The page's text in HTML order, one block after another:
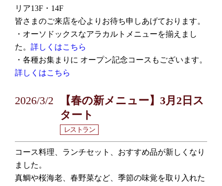
リア13F・14F
皆さまのご来店を心よりお待ち申しあげております。
・オーソドックスなアラカルトメニューを揃えまし
た。 詳しくはこちら
・各種お集まりに オープン記念コースもございます。
詳しくはこちら
2026/3/2
【春の新メニュー】3月2日ス
タート
レストラン
コース料理、ランチセット、おすすめ品が新しくなり
ました。
真鯛や桜海老、春野菜など、季節の味覚を取り入れた